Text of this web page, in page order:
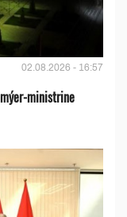
02.08.2026 - 16:57
ministrine